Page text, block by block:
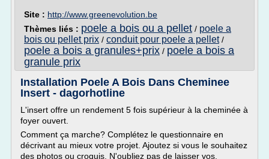
Site : http://www.greenevolution.be
Thèmes liés : poele a bois ou a pellet / poele a
bois ou pellet prix / conduit pour poele a pellet/
poele a bois a granules+prix / poele a bois a
granule prix
Installation Poele A Bois Dans Cheminee
Insert - dagorhotline
L'insert offre un rendement 5 fois supérieur à la cheminée à
foyer ouvert.
Comment ça marche? Complétez le questionnaire en
décrivant au mieux votre projet. Ajoutez si vous le souhaitez
des photos ou croquis. N'oubliez pas de laisser vos.